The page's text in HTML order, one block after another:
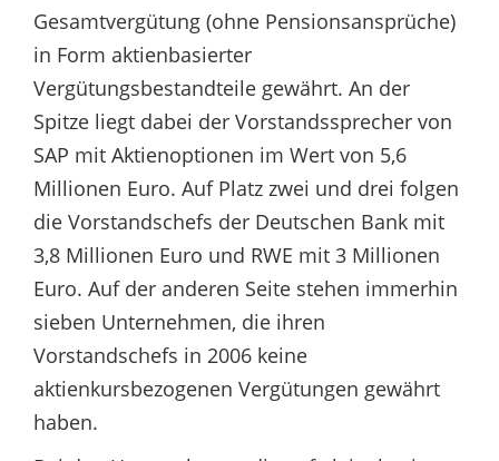
Gesamtvergütung (ohne Pensionsansprüche)
in Form aktienbasierter
Vergütungsbestandteile gewährt. An der
Spitze liegt dabei der Vorstandssprecher von
SAP mit Aktienoptionen im Wert von 5,6
Millionen Euro. Auf Platz zwei und drei folgen
die Vorstandschefs der Deutschen Bank mit
3,8 Millionen Euro und RWE mit 3 Millionen
Euro. Auf der anderen Seite stehen immerhin
sieben Unternehmen, die ihren
Vorstandschefs in 2006 keine
aktienkursbezogenen Vergütungen gewährt
haben.